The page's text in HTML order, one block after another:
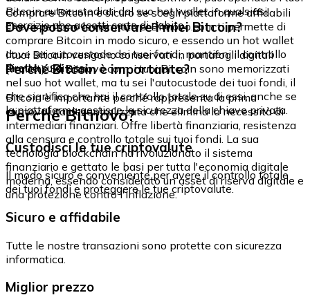
Bitcoin autocustodiati dal suo hot wallet in qualsiasi
esercizio che accetti carte di debito.
Comprare Bitcoin è sicuro se scegli piattaforme affidabili
che rispettano le normative. Bitnovo.com ti permette di
comprare Bitcoin in modo sicuro, e essendo un hot wallet
dove sei autocustode dei tuoi fondi, mantieni il controllo
diretto su di essi.
Dove posso conservare i miei Bitcoin?
I tuoi Bitcoin vengono conservati in portafogli digitali
(wallet). Su Bitnovo.com, i tuoi Bitcoin sono memorizzati
nel suo hot wallet, ma tu sei l'autocustode dei tuoi fondi, il
che significa che hai il controllo totale su di essi, anche se
la piattaforma gestisce la sicurezza della chiave privata.
Perché Bitcoin è importante?
Bitcoin è importante perché rappresenta la prima
criptovaluta decentralizzata che elimina la necessità di
intermediari finanziari. Offre libertà finanziaria, resistenza
alla censura e controllo totale sui tuoi fondi. La sua
tecnologia blockchain ha rivoluzionato il sistema
finanziario e gettato le basi per tutta l'economia digitale
moderna, essendo considerato un asset di riserva digitale e
una protezione contro l'inflazione.
Perché Bitnovo?
Custodisci le tue criptovalute
Il modo sicuro e conveniente per avere il controllo totale
dei tuoi fondi e proteggere le tue criptovalute.
Sicuro e affidabile
Tutte le nostre transazioni sono protette con sicurezza
informatica.
Miglior prezzo